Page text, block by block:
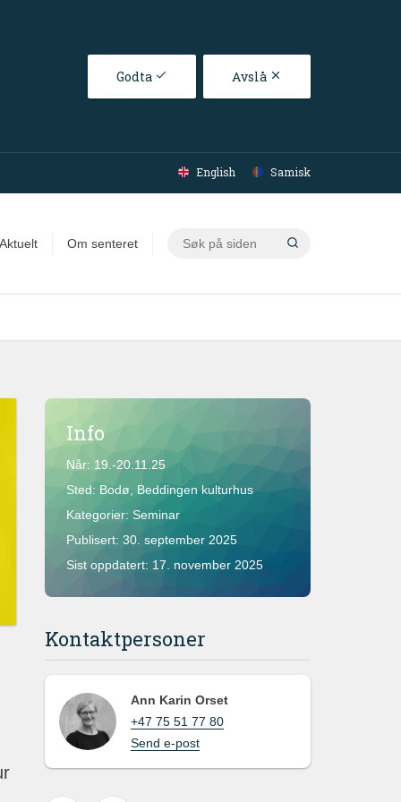
Godta Avslå
English Samisk
Aktuelt Om senteret
Søk
Info
Når: 19.-20.11.25
Sted: Bodø, Beddingen kulturhus
Kategorier: Seminar
Publisert:30. september 2025
Sist oppdatert: 17. november 2025
Kontaktpersoner
Ann Karin Orset
+47 75 51 77 80
Send e-post